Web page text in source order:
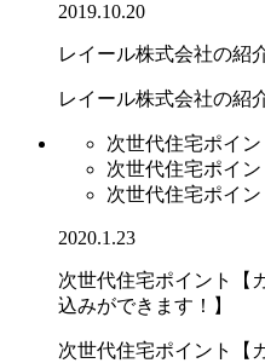
2019.10.20
レイール株式会社の紹
レイール株式会社の紹
次世代住宅ポイ
次世代住宅ポイ
次世代住宅ポイ
2020.1.23
次世代住宅ポイント【
込みができます！】
次世代住宅ポイント【